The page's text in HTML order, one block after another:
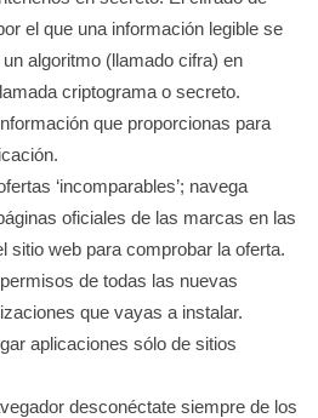
el que una información legible se
algoritmo (llamado cifra) en
criptograma o secreto.
que proporcionas para
‘incomparables’; navega
oficiales de las marcas en las
sitio web para comprobar la oferta.
de todas las nuevas
que vayas a instalar.
aplicaciones sólo de sitios
desconéctate siempre de los